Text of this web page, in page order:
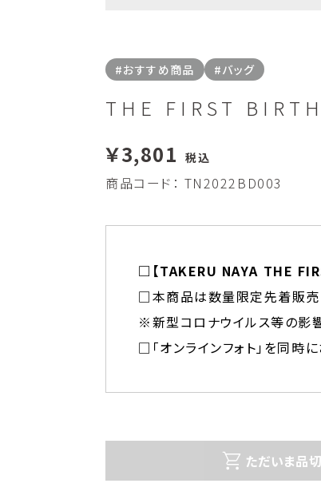
#おすすめ商品 #バッグ
THE FIRST
￥3,801
税込
商品コード： TN2022BD003
□【TAKERU NAYA THE
□本商品は数量限定先着販売
※新型コロナウイルス等の影
□「オンラインフォト」を同時
ただいま品